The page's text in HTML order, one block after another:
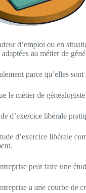
d’emploi ou en
au métier de
parce qu’elles
le métier de
d’exercice libérale
d’exercice libérale
peut faire une
a une courbe de